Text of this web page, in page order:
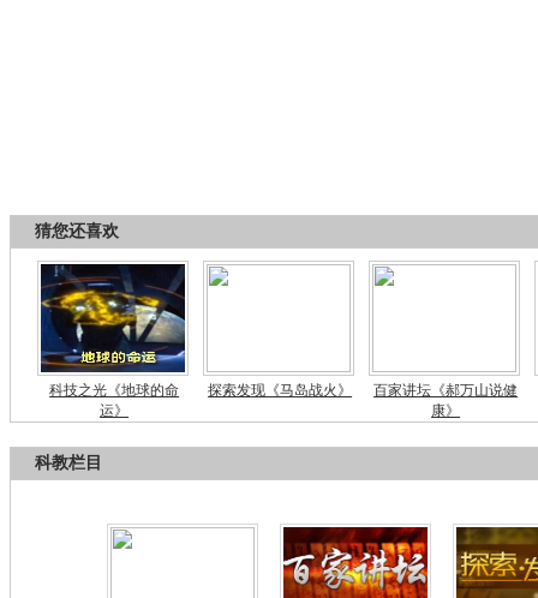
猜您还喜欢
科技之光《地球的命
运》
探索发现《马岛战火》
百家讲坛《郝万山说健
康》
科教栏目